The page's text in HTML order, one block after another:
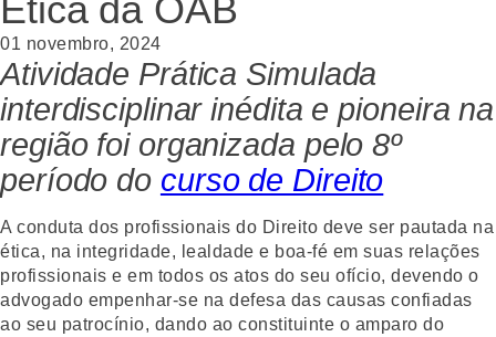
01 novembro, 2024
Atividade Prática Simulada
interdisciplinar inédita e pioneira na
região foi organizada pelo 8º
período do curso de Direito
A conduta dos profissionais do Direito deve ser pautada na
ética, na integridade, lealdade e boa-fé em suas relações
profissionais e em todos os atos do seu ofício, devendo o
advogado empenhar-se na defesa das causas confiadas
ao seu patrocínio, dando ao constituinte o amparo do